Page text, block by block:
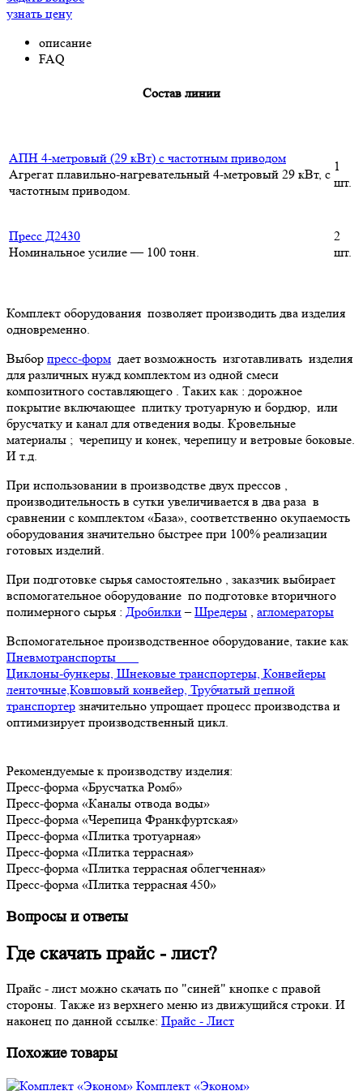
узнать цену
описание
FAQ
Состав линии
АПН 4-метровый (29 кВт) с частотным приводом
Агрегат плавильно-нагревательный 4-метровый 29 кВт, с
частотным приводом.
1
шт.
Пресс Д2430
Номинальное усилие — 100 тонн.
2
шт.
Комплект оборудования позволяет производить два изделия
одновременно.
Выбор пресс-форм дает возможность изготавливать изделия
для различных нужд комплектом из одной смеси
композитного составляющего . Таких как : дорожное
покрытие включающее плитку тротуарную и бордюр, или
брусчатку и канал для отведения воды. Кровельные
материалы ; черепицу и конек, черепицу и ветровые боковые.
И т.д.
При использовании в производстве двух прессов ,
производительность в сутки увеличивается в два раза в
сравнении с комплектом «База», соответственно окупаемость
оборудования значительно быстрее при 100% реализации
готовых изделий.
При подготовке сырья самостоятельно , заказчик выбирает
вспомогательное оборудование по подготовке вторичного
полимерного сырья : Дробилки–Шредеры , агломераторы
Вспомогательное производственное оборудование, такие как
Пневмотранспорты
Циклоны-бункеры, Шнековые транспортеры, Конвейеры
ленточные,Ковшовый конвейер, Трубчатый цепной
транспортер значительно упрощает процесс производства и
оптимизирует производственный цикл.
Рекомендуемые к производству изделия:
Пресс-форма «Брусчатка Ромб»
Пресс-форма «Каналы отвода воды»
Пресс-форма «Черепица Франкфуртская»
Пресс-форма «Плитка тротуарная»
Пресс-форма «Плитка террасная»
Пресс-форма «Плитка террасная облегченная»
Пресс-форма «Плитка террасная 450»
Вопросы и ответы
Где скачать прайс - лист?
Прайс - лист можно скачать по "синей" кнопке с правой
стороны. Также из верхнего меню из движущийся строки. И
наконец по данной ссылке: Прайс - Лист
Похожие товары
Комплект «Эконом»